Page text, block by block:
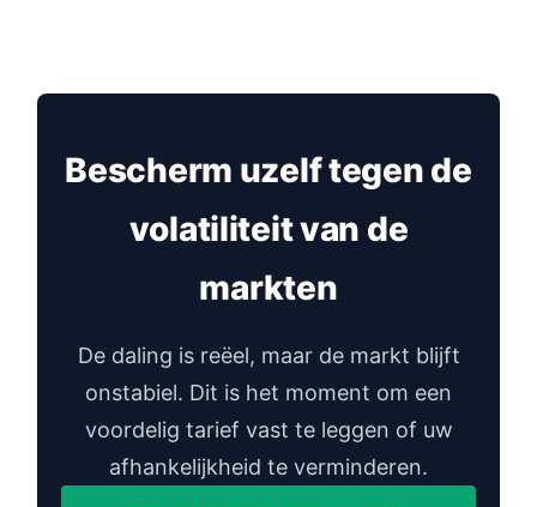
Bescherm uzelf tegen de
volatiliteit van de
markten
De daling is reëel, maar de markt blijft
onstabiel. Dit is het moment om een
voordelig tarief vast te leggen of uw
afhankelijkheid te verminderen.